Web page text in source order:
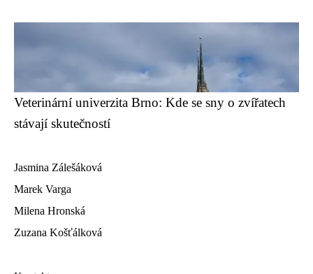
Veterinární univerzita Brno: Kde se sny o zvířatech
stávají skutečností
Jasmina Zálešáková
Marek Varga
Milena Hronská
Zuzana Košťálková